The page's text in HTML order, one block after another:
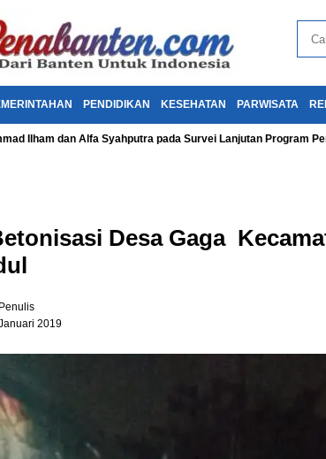
PENDIDIKAN KESEHATAN PARWISATA
Ilham dan Alfa Syahputra pada Survei Lanjutan Program
Desa Gaga
2019